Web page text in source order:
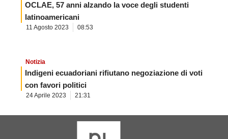
OCLAE, 57 anni alzando la voce degli studenti
latinoamericani
11 Agosto 2023 08:53
Notizia
Indigeni ecuadoriani rifiutano negoziazione di voti
con favori politici
24 Aprile 2023 21:31